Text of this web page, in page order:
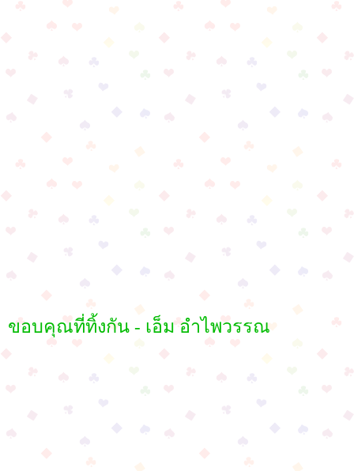
ขอบคุณที่ทิ้งกัน - เอ็ม อำไพวรรณ